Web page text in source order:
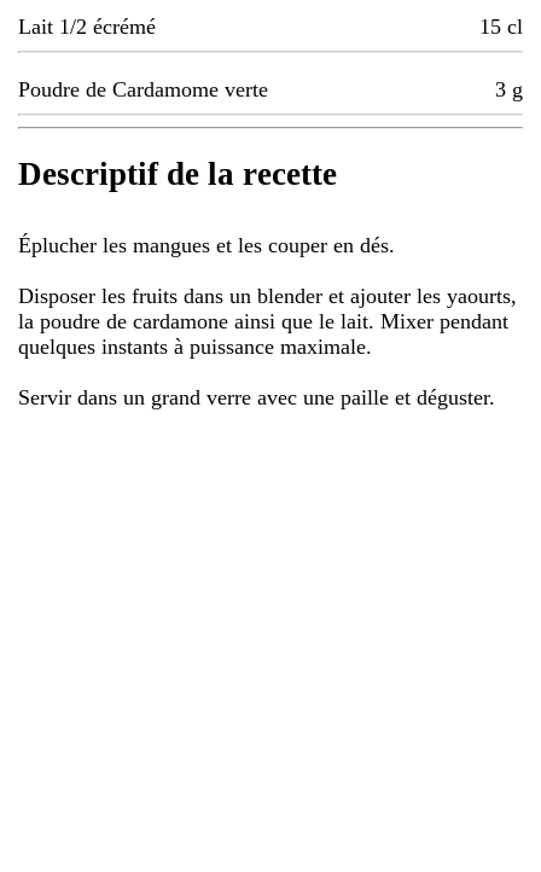
Lait 1/2 écrémé 15 cl
Poudre de Cardamome verte 3 g
Descriptif de la recette
Éplucher les mangues et les couper en dés.
Disposer les fruits dans un blender et ajouter les yaourts,
la poudre de cardamone ainsi que le lait. Mixer pendant
quelques instants à puissance maximale.
Servir dans un grand verre avec une paille et déguster.